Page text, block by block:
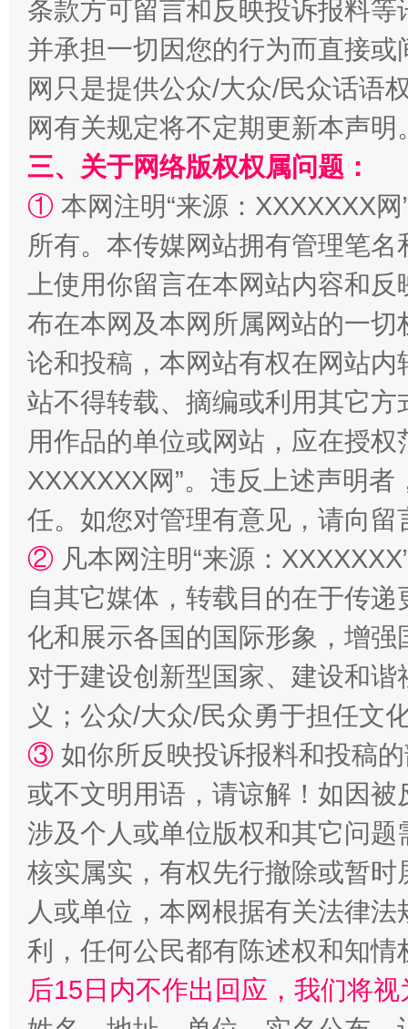
条款方可留言和反映投诉报料
并承担一切因您的行为而直接
网只是提供公众/大众/民众话语
网有关规定将不定期更新本声明
三、关于网络版权权属问题：
① 本网注明“来源：XXXXXXX
所有。本传媒网站拥有管理笔
上使用你留言在本网站内容和
布在本网及本网所属网站的一
论和投稿，本网站有权在网站
站不得转载、摘编或利用其它
用作品的单位或网站，应在授
XXXXXXX网”。违反上述声明
任。如您对管理有意见，请向
② 凡本网注明“来源：
自其它媒体，转载目的在于传
化和展示各国的国际形象，增
对于建设创新型国家、建设和
义；公众/大众/民众勇于担任文
③ 如你所反映投诉报料和投稿
或不文明用语，请谅解！如因
涉及个人或单位版权和其它问题
核实属实，有权先行撤除或暂
人或单位，本网根据有关法律
利，任何公民都有陈述权和知情
后15日内不作出回应，我们将